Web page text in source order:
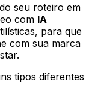
seu roteiro em
com IA
para que
com sua marca
tipos diferentes